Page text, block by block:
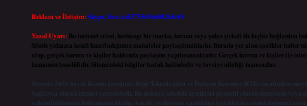
Reklam ve İletişim:Skype: live:.cid.575569c608265c69
Yasal Uyarı: Bu internet sitesi, herhangi bir marka, kurum veya şahıs şirketi ile hiçbir bağlantısı
Sitede yalnızca kendi hazırladığımız makaleler paylaşılmaktadır. Burada yer alan içerikler haber
olup, gerçek kurum ve kişiler hakkında paylaşım yapılmamaktadır. Gerçek kurum ve kişiler ile
tamamen tesadüfidir. Sitemizdeki bilgiler taslak halindedir ve tavsiye niteliği taşımazlar.
Sitemiz, 5651 Sayılı Kanun gereğince Bilgi Teknolojileri ve İletişim Kurumu (BTK) tarafından
Sağlayıcı olarak hizmet vermektedir. Bu nedenle, sitedeki içerikleri proaktif olarak denetleme veya
yükümlülüğümüz bulunmamaktadır. Ancak, üyelerimiz yazdıkları içeriklerin sorumluluğunu